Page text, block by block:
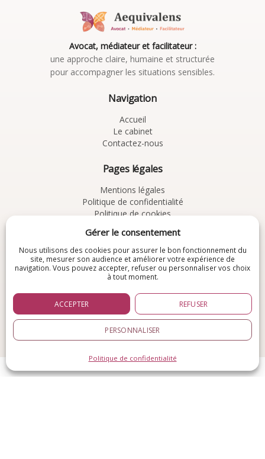
Gérer le consentement
Nous utilisons des cookies pour assurer le bon fonctionnement du
site, mesurer son audience et améliorer votre expérience de
navigation. Vous pouvez accepter, refuser ou personnaliser vos choix
à tout moment.
ACCEPTER REFUSER
PERSONNALISER
Politique de confidentialité
Avocat, médiateur et facilitateur :
une approche claire, humaine et structurée
pour accompagner les situations sensibles.
Navigation
Accueil
Le cabinet
Contactez-nous
Pages légales
Mentions légales
Politique de confidentialité
Politique de cookies
À découvrir
Chemins de Résolution
conflits, la relation et les chemins
possibles de résolution.